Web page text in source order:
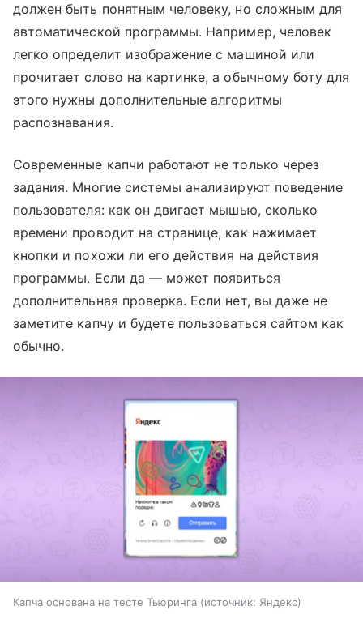
должен быть понятным человеку, но сложным для
автоматической программы. Например, человек
легко определит изображение с машиной или
прочитает слово на картинке, а обычному боту для
этого нужны дополнительные алгоритмы
распознавания.
Современные капчи работают не только через
задания. Многие системы анализируют поведение
пользователя: как он двигает мышью, сколько
времени проводит на странице, как нажимает
кнопки и похожи ли его действия на действия
программы. Если да — может появиться
дополнительная проверка. Если нет, вы даже не
заметите капчу и будете пользоваться сайтом как
обычно.
Капча основана на тесте Тьюринга источник: Яндекс